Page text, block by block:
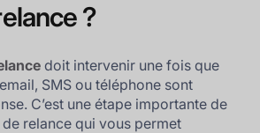
?
doit intervenir une fois que
SMS ou téléphone sont
C’est une étape importante de
relance qui vous permet